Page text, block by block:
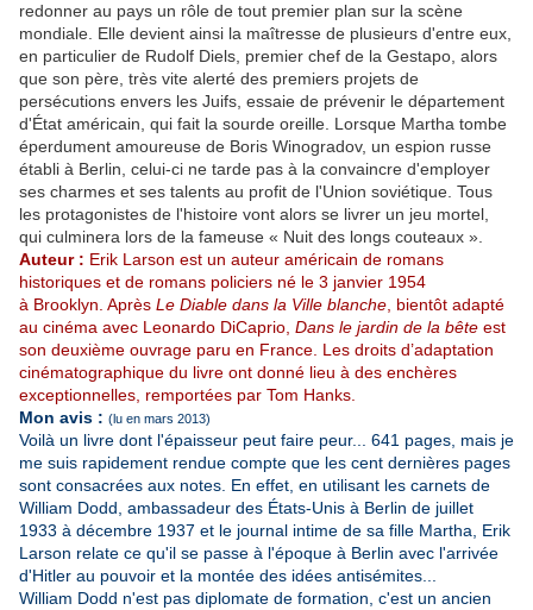
redonner au pays un rôle de tout premier plan sur la scène
mondiale. Elle devient ainsi la maîtresse de plusieurs d'entre eux,
en particulier de Rudolf Diels, premier chef de la Gestapo, alors
que son père, très vite alerté des premiers projets de
persécutions envers les Juifs, essaie de prévenir le département
d'État américain, qui fait la sourde oreille. Lorsque Martha tombe
éperdument amoureuse de Boris Winogradov, un espion russe
établi à Berlin, celui-ci ne tarde pas à la convaincre d'employer
ses charmes et ses talents au profit de l'Union soviétique. Tous
les protagonistes de l'histoire vont alors se livrer un jeu mortel,
qui culminera lors de la fameuse « Nuit des longs couteaux ».
Auteur : Erik Larson est un auteur américain de romans
historiques et de romans policiers né le 3 janvier 1954
à Brooklyn. Après Le Diable dans la Ville blanche , bientôt adapté
au cinéma avec Leonardo DiCaprio, Dans le jardin de la bête est
son deuxième ouvrage paru en France. Les droits d’adaptation
cinématographique du livre ont donné lieu à des enchères
exceptionnelles, remportées par Tom Hanks.
Mon avis : (lu en mars 2013)
Voilà un livre dont l'épaisseur peut faire peur... 641 pages, mais je
me suis rapidement rendue compte que les cent dernières pages
sont consacrées aux notes. En effet, en utilisant les carnets de
William Dodd, ambassadeur des États-Unis à Berlin de juillet
1933 à décembre 1937 et le journal intime de sa fille Martha, Erik
Larson relate ce qu'il se passe à l'époque à Berlin avec l'arrivée
d'Hitler au pouvoir et la montée des idées antisémites...
William Dodd n'est pas diplomate de formation, c'est un ancien